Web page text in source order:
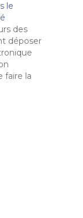
le
des
déposer
faire la